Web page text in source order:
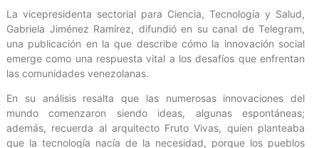
La vicepresidenta sectorial para Ciencia, Tecnología y Salud,
Gabriela Jiménez Ramírez, difundió en su canal de Telegram,
una publicación en la que describe cómo la innovación social
emerge como una respuesta vital a los desafíos que enfrentan
las comunidades venezolanas.
En su análisis resalta que las numerosas innovaciones del
mundo comenzaron siendo ideas, algunas espontáneas;
además, recuerda al arquitecto Fruto Vivas, quien planteaba
que la tecnología nacía de la necesidad, porque los pueblos